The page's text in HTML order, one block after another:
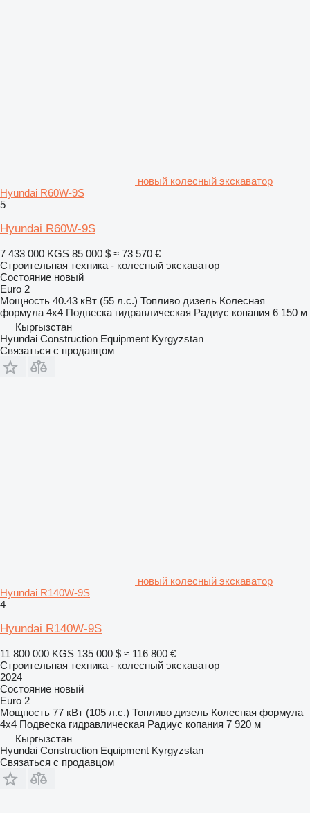
новый колесный экскаватор
Hyundai R60W-9S
5
Hyundai R60W-9S
7 433 000 KGS 85 000 $ ≈ 73 570 €
Строительная техника - колесный экскаватор
Состояние новый
Euro 2
Мощность 40.43 кВт (55 л.с.) Топливо дизель Колесная
формула 4x4 Подвеска гидравлическая Радиус копания 6 150 м
Кыргызстан
Hyundai Construction Equipment Kyrgyzstan
Связаться с продавцом
новый колесный экскаватор
Hyundai R140W-9S
4
Hyundai R140W-9S
11 800 000 KGS 135 000 $ ≈ 116 800 €
Строительная техника - колесный экскаватор
2024
Состояние новый
Euro 2
Мощность 77 кВт (105 л.с.) Топливо дизель Колесная формула
4x4 Подвеска гидравлическая Радиус копания 7 920 м
Кыргызстан
Hyundai Construction Equipment Kyrgyzstan
Связаться с продавцом